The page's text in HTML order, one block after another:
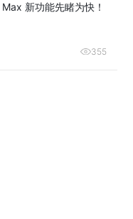
新功能先睹为快！
355